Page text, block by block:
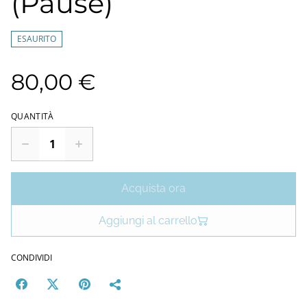
ESAURITO
80,00 €
QUANTITÀ
Acquista ora
Aggiungi al carrello
CONDIVIDI